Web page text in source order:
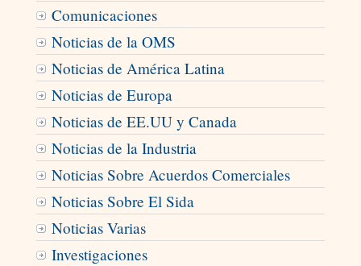
Comunicaciones
Noticias de la OMS
Noticias de América Latina
Noticias de Europa
Noticias de EE.UU y Canada
Noticias de la Industria
Noticias Sobre Acuerdos Comerciales
Noticias Sobre El Sida
Noticias Varias
Investigaciones